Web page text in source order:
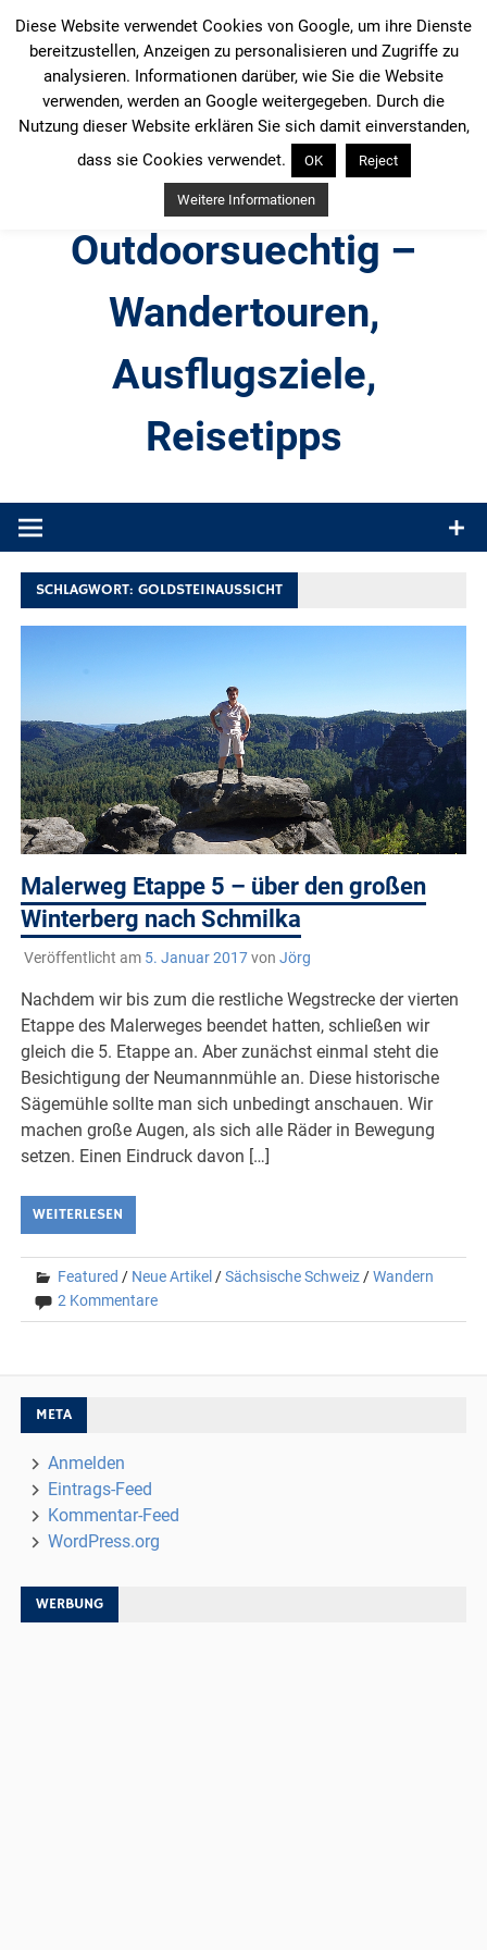
Inhalt
springen
Outdoorsuechtig –
Wandertouren,
Ausflugsziele,
Reisetipps
Produkttests und Buchrezensionen. Ein Blog für alle, die gern
SCHLAGWORT:GOLDSTEINAUSSICHT
Malerweg Etappe 5 – über den großen
Winterberg nach Schmilka
Veröffentlicht am 5. Januar 2017von Jörg
Nachdem wir bis zum die restliche Wegstrecke der vierten
Etappe des Malerweges beendet hatten, schließen wir
gleich die 5. Etappe an. Aber zunächst einmal steht die
Besichtigung der Neumannmühle an. Diese historische
Sägemühle sollte man sich unbedingt anschauen. Wir
machen große Augen, als sich alle Räder in Bewegung
setzen. Einen Eindruck davon […]
WEITERLESEN
Featured / Neue Artikel /Sächsische Schweiz /Wandern
2 Kommentare
META
Anmelden
Eintrags-Feed
Kommentar-Feed
WordPress.org
WERBUNG
Diese Website verwendet Cookies von Google, um ihre Dienste
bereitzustellen, Anzeigen zu personalisieren und Zugriffe zu
analysieren. Informationen darüber, wie Sie die Website
verwenden, werden an Google weitergegeben. Durch die
Nutzung dieser Website erklären Sie sich damit einverstanden,
dass sie Cookies verwendet.
OK Reject
Weitere Informationen